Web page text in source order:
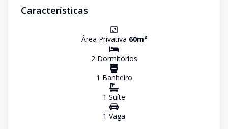
Características
Área Privativa 60m²
2Dormitórios
1 Banheiro
1 Suíte
1 Vaga